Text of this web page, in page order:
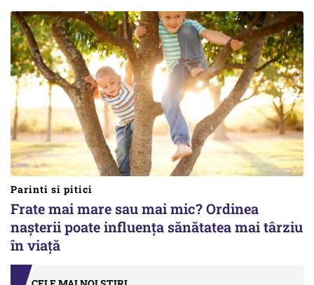
Parinti si pitici
Frate mai mare sau mai mic? Ordinea
nașterii poate influența sănătatea mai târziu
în viață